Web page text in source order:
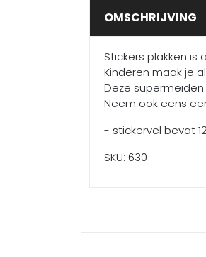
OMSCHRIJVING
Stickers plakken is
Kinderen maak je
Deze
Neem ook eens
- stickervel bevat
SKU: 630